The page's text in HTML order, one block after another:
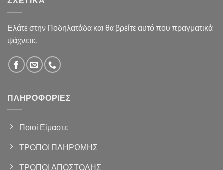
Ελάτε στην Ποδηλατάδα και θα βρείτε αυτό που πραγματικά
ψάχνετε.
ΠΛΗΡΟΦΟΡΊΕΣ
Ποιοί Είμαστε
ΤΡΟΠΟΙ ΠΛΗΡΩΜΗΣ
ΤΡΟΠΟΙ ΑΠΟΣΤΟΛΗΣ